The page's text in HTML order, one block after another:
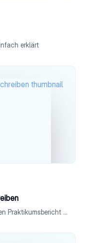
erklärt
Schreibplan für einen einen gelungenen Praktikumsbericht nach einem Praktikum - Definiton - Aufbau - Formatierung - Einleitung - Bericht in 5 Schritten